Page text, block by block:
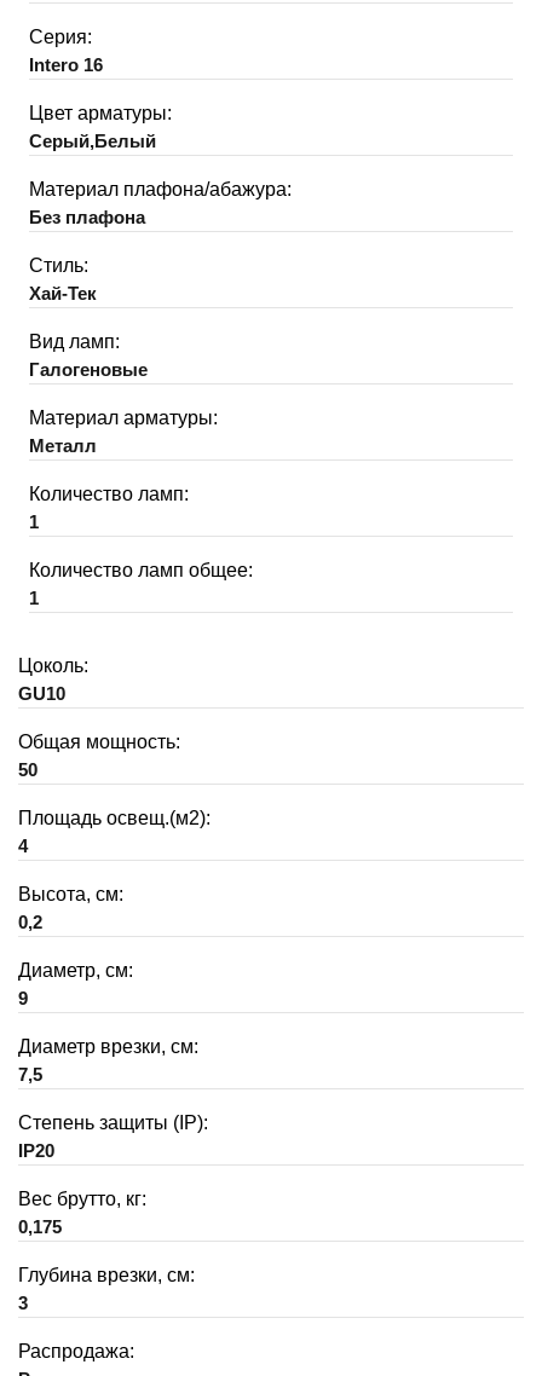
Серия:
Intero 16
Цвет арматуры:
Серый,Белый
Материал плафона/абажура:
Без плафона
Стиль:
Хай-Тек
Вид ламп:
Галогеновые
Материал арматуры:
Металл
Количество ламп:
1
Количество ламп общее:
1
Цоколь:
GU10
Общая мощность:
50
Площадь освещ.(м2):
4
Высота, см:
0,2
Диаметр, см:
9
Диаметр врезки, см:
7,5
Степень защиты (IP):
IP20
Вес брутто, кг:
0,175
Глубина врезки, см:
3
Распродажа: